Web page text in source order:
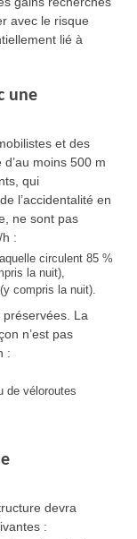
avec le risque
lié à
une
et des
moins 500 m
qui
l’accidentalité en
ne sont pas
:
circulent 85 %
la nuit),
compris la nuit).
La
n’est pas
:
de véloroutes
devra
: